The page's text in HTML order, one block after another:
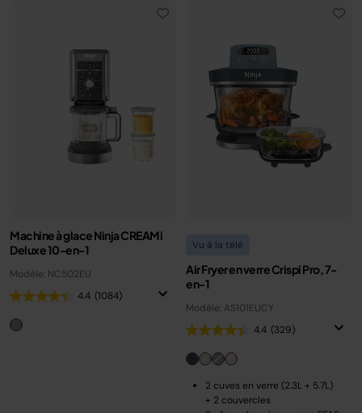
Machine à glace Ninja CREAMi
Deluxe 10-en-1
Modèle: NC502EU
4.4 (1084)
Vu à la télé
Air Fryer en verre Crispi Pro, 7-
en-1
Modèle: AS101EUCY
4.4 (329)
2 cuves en verre (2.3L + 5.7L)
+ 2 couvercles